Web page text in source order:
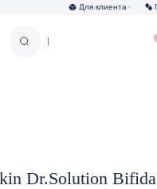
Помощь в подборе ухода
Dr.Solution Bifida